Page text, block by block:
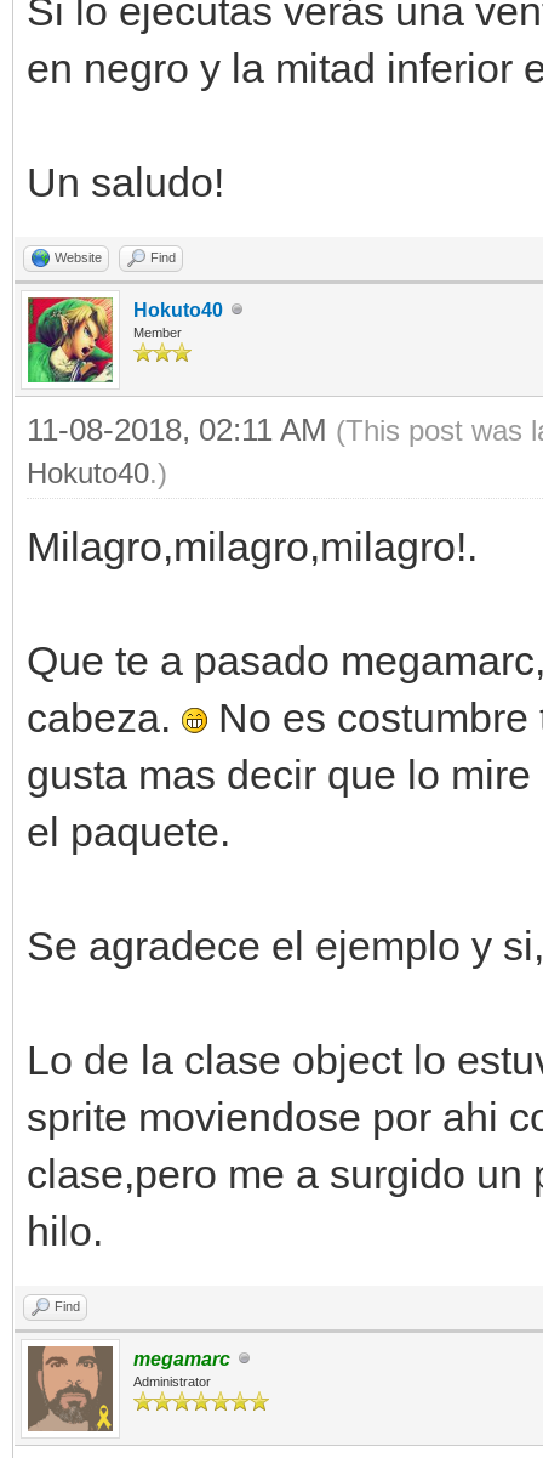
while
Si lo ejecutas verás una
en negro y la mitad inferior
Un saludo!
Website Find
Hokuto40
Member
11-08-2018, 02:11 AM (This post was
Hokuto40.)
Milagro,milagro,milagro!.
Que te a pasado
cabeza.
No es
gusta mas decir que lo
el paquete.
Se agradece el ejemplo y
Lo de la clase object lo
sprite moviendose por ahi
clase,pero me a surgido un
hilo.
Find
megamarc
Administrator